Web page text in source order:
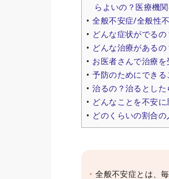
らよいの？医療機
全般不安症/全般性
どんな症状がでるの
どんな治療があるの
お医者さんで治療
予防のためにできる
治るの？治るとし
どんなことを不安に
どのくらいの割合
全般不安症とは、